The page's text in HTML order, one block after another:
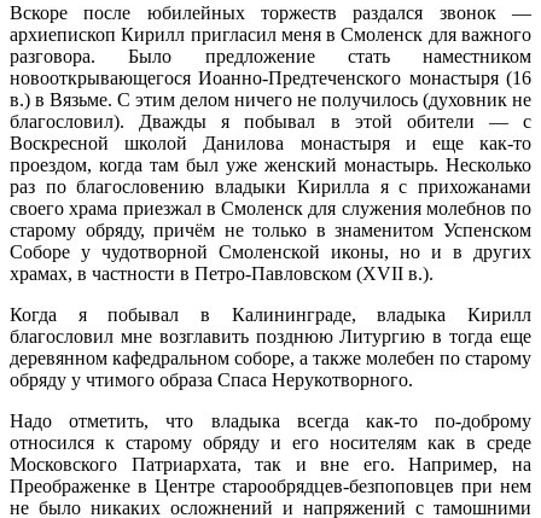
Вскоре после юбилейных торжеств раздался звонок —
архиепископ Кирилл пригласил меня в Смоленск для важного
разговора. Было предложение стать наместником
новооткрывающегося Иоанно-Предтеченского монастыря (16
в.) в Вязьме. С этим делом ничего не получилось (духовник не
благословил). Дважды я побывал в этой обители — с
Воскресной школой Данилова монастыря и еще как-то
проездом, когда там был уже женский монастырь. Несколько
раз по благословению владыки Кирилла я с прихожанами
своего храма приезжал в Смоленск для служения молебнов по
старому обряду, причём не только в знаменитом Успенском
Соборе у чудотворной Смоленской иконы, но и в других
храмах, в частности в Петро-Павловском (XVII в.).
Когда я побывал в Калининграде, владыка Кирилл
благословил мне возглавить позднюю Литургию в тогда еще
деревянном кафедральном соборе, а также молебен по старому
обряду у чтимого образа Спаса Нерукотворного.
Надо отметить, что владыка всегда как-то по-доброму
относился к старому обряду и его носителям как в среде
Московского Патриархата, так и вне его. Например, на
Преображенке в Центре старообрядцев-безпоповцев при нем
не было никаких осложнений и напряжений с тамошними